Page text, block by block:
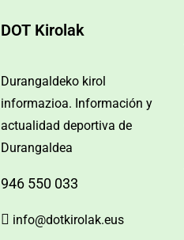
DOT Kirolak
Durangaldeko kirol
informazioa. Información y
actualidad deportiva de
Durangaldea
946 550 033
info@dotkirolak.eus